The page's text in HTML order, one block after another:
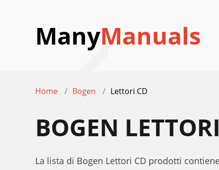
ManyManuals
Home Bogen Lettori CD
BOGEN
La lista di Bogen Lettori CD prodotti